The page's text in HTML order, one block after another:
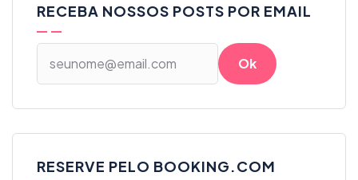
RECEBA NOSSOS POSTS POR EMAIL
RESERVE PELO BOOKING.COM